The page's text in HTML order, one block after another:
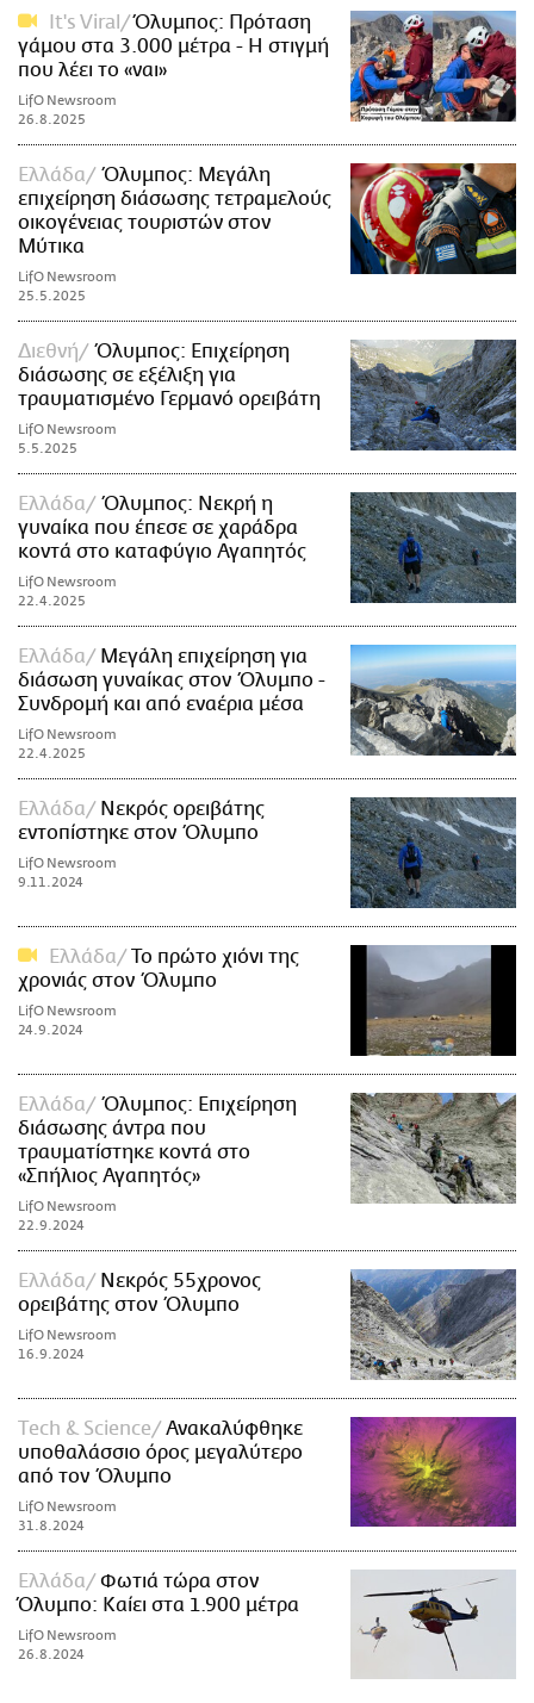
It's Viral
Όλυμπος: Πρόταση
γάμου στα 3.000 μέτρα - H στιγμή
που λέει το «ναι»
LifO Newsroom
26.8.2025
Ελλάδα
Όλυμπος: Μεγάλη
επιχείρηση διάσωσης τετραμελούς
οικογένειας τουριστών στον
Μύτικα
LifO Newsroom
25.5.2025
Διεθνή
Όλυμπος: Επιχείρηση
διάσωσης σε εξέλιξη για
τραυματισμένο Γερμανό ορειβάτη
LifO Newsroom
5.5.2025
Ελλάδα
Όλυμπος: Νεκρή η
γυναίκα που έπεσε σε χαράδρα
κοντά στο καταφύγιο Αγαπητός
LifO Newsroom
22.4.2025
Ελλάδα
Μεγάλη επιχείρηση για
διάσωση γυναίκας στον Όλυμπο -
Συνδρομή και από εναέρια μέσα
LifO Newsroom
22.4.2025
Ελλάδα
Νεκρός ορειβάτης
εντοπίστηκε στον Όλυμπο
LifO Newsroom
9.11.2024
Ελλάδα
Το πρώτο χιόνι της
χρονιάς στον Όλυμπο
LifO Newsroom
24.9.2024
Ελλάδα
Όλυμπος: Επιχείρηση
διάσωσης άντρα που
τραυματίστηκε κοντά στο
«Σπήλιος Αγαπητός»
LifO Newsroom
22.9.2024
Ελλάδα
Νεκρός 55χρονος
ορειβάτης στον Όλυμπο
LifO Newsroom
16.9.2024
Τech & Science
Ανακαλύφθηκε
υποθαλάσσιο όρος μεγαλύτερο
από τον Όλυμπο
LifO Newsroom
31.8.2024
Ελλάδα
Φωτιά τώρα στον
Όλυμπο: Καίει στα 1.900 μέτρα
LifO Newsroom
26.8.2024